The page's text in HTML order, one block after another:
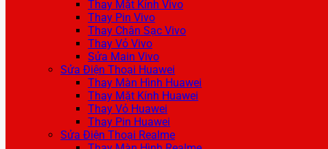
Thay Mặt Kính Vivo
Thay Pin Vivo
Thay Chân Sạc Vivo
Thay Vỏ Vivo
Sửa Main Vivo
Sửa Điện Thoại Huawei
Thay Màn Hình Huawei
Thay Mặt Kính Huawei
Thay Vỏ Huawei
Thay Pin Huawei
Sửa Điện Thoại Realme